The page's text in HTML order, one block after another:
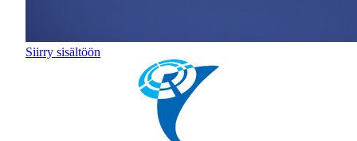
Siirry sisältöön